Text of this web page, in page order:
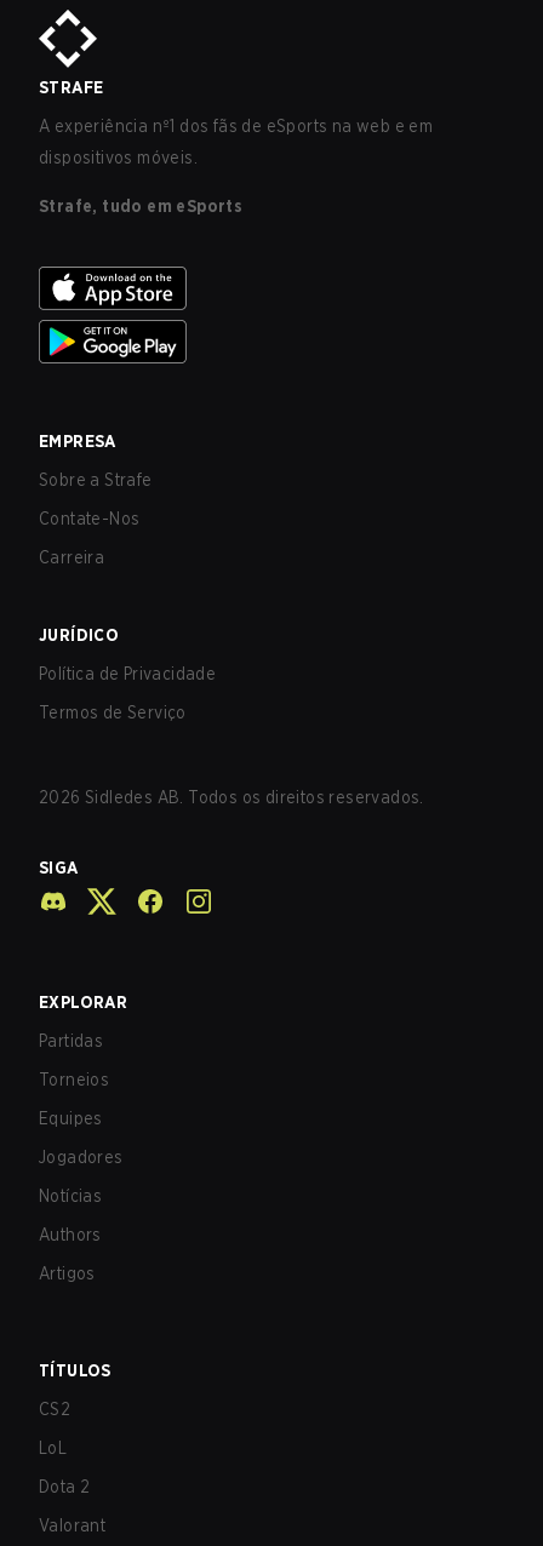
STRAFE
A experiência nº1 dos fãs de eSports na web e em
dispositivos móveis.
Strafe, tudo em eSports
EMPRESA
Sobre a Strafe
Contate-Nos
Carreira
JURÍDICO
Política de Privacidade
Termos de Serviço
2026 Sidledes AB. Todos os direitos reservados.
SIGA
EXPLORAR
Partidas
Torneios
Equipes
Jogadores
Notícias
Authors
Artigos
TÍTULOS
CS2
LoL
Dota 2
Valorant